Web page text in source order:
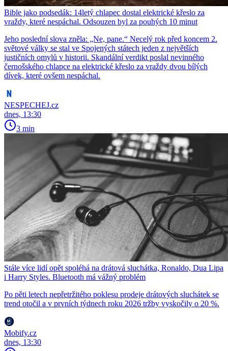
Bible jako podsedák: 14letý chlapec dostal elektrické křeslo za
vraždy, které nespáchal. Odsouzen byl za pouhých 10 minut
Jeho poslední slova zněla: „Ne, pane.“ Necelý rok před koncem 2.
světové války se stal ve Spojených státech jeden z největších
justičních omylů v historii. Skandální verdikt poslal nevinného
černošského chlapce na elektrické křeslo za vraždy dvou bílých
dívek, které ovšem nespáchal.
NESPECHEJ.cz
dnes, 13:30
3 min
Stále více lidí opět spoléhá na drátová sluchátka, Ronaldo, Dua Lipa
i Harry Styles. Bluetooth má vážný problém
Po pěti letech nepřetržitého poklesu prodeje drátových sluchátek se
trend otočil a v prvních týdnech roku 2026 tržby vyskočily o 20 %.
Mobify.cz
dnes, 13:30